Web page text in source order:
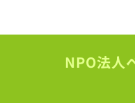
NPO法人